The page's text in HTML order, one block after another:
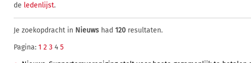
de ledenlijst.
Je zoekopdracht in Nieuws had 120 resultaten.
Pagina: 1 2 3 4 5